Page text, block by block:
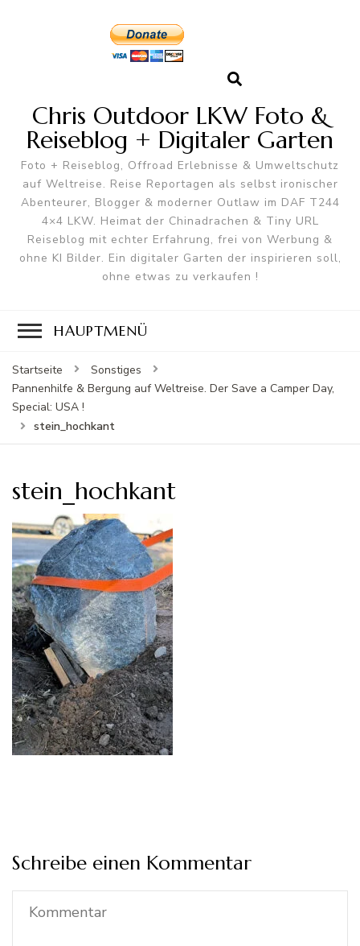
Chris Outdoor LKW Foto &
Reiseblog + Digitaler Garten
Foto + Reiseblog, Offroad Erlebnisse & Umweltschutz
auf Weltreise. Reise Reportagen als selbst ironischer
Abenteurer, Blogger & moderner Outlaw im DAF T244
4×4 LKW. Heimat der Chinadrachen & Tiny URL
Reiseblog mit echter Erfahrung, frei von Werbung &
ohne KI Bilder. Ein digitaler Garten der inspirieren soll,
ohne etwas zu verkaufen !
HAUPTMENÜ
Startseite
Sonstiges
Pannenhilfe & Bergung auf Weltreise. Der Save a Camper Day,
Special: USA !
stein_hochkant
stein_hochkant
Schreibe einen Kommentar